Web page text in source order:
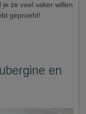
ze veel vaker willen
geproefd!
en